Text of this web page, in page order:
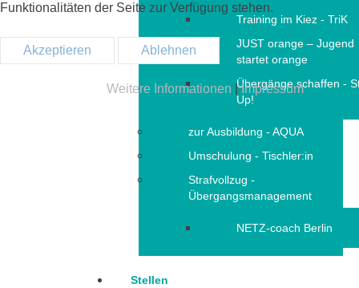
Training im Kiez - TriK
JUST orange – Jugend
startet orange
Übergänge schaffen -
Up!
zur Ausbildung - AQUA
Umschulung - Tischler:in
Strafvollzug -
Übergangsmanagement
NETZ-coach Berlin
Stellen
Funktionalitäten der Seite zur Verfügung stehen.
Akzeptieren Ablehnen
Weitere Informationen |Impressum